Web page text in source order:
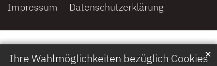
Ihre Wahlmöglichkeiten bezüglich Cookies✕
Impressum
Datenschutzerklärung